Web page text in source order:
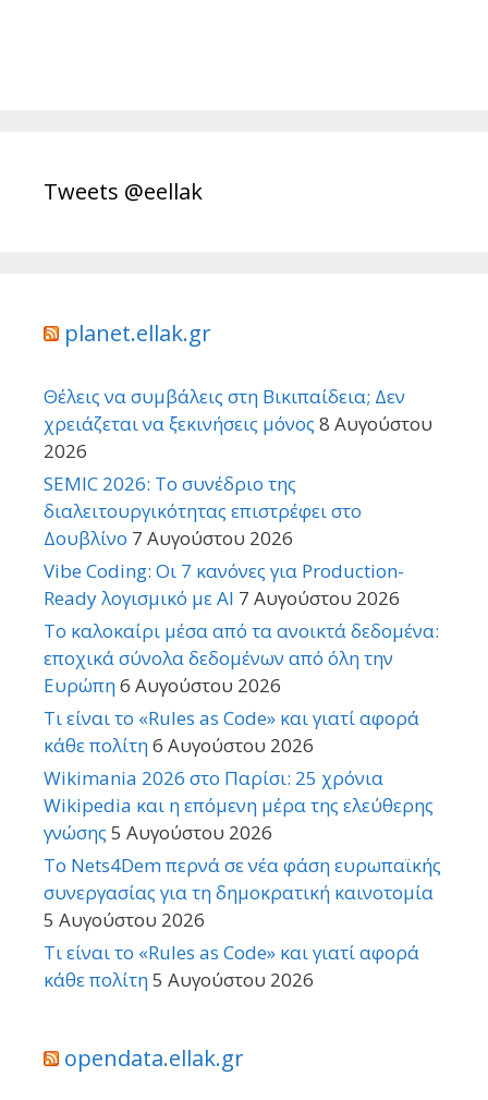
Tweets @eellak
planet.ellak.gr
Θέλεις να συμβάλεις στη Βικιπαίδεια; Δεν
χρειάζεται να ξεκινήσεις μόνος 8 Αυγούστου
2026
SEMIC 2026: Το συνέδριο της
διαλειτουργικότητας επιστρέφει στο
Δουβλίνο 7 Αυγούστου 2026
Vibe Coding: Οι 7 κανόνες για Production-
Ready λογισμικό με AI 7 Αυγούστου 2026
Το καλοκαίρι μέσα από τα ανοικτά δεδομένα:
εποχικά σύνολα δεδομένων από όλη την
Ευρώπη6 Αυγούστου 2026
Τι είναι το «Rules as Code» και γιατί αφορά
κάθε πολίτη6 Αυγούστου 2026
Wikimania 2026 στο Παρίσι: 25 χρόνια
Wikipedia και η επόμενη μέρα της ελεύθερης
γνώσης 5 Αυγούστου 2026
Το Nets4Dem περνά σε νέα φάση ευρωπαϊκής
συνεργασίας για τη δημοκρατική καινοτομία
5 Αυγούστου 2026
Τι είναι το «Rules as Code» και γιατί αφορά
κάθε πολίτη5 Αυγούστου 2026
opendata.ellak.gr